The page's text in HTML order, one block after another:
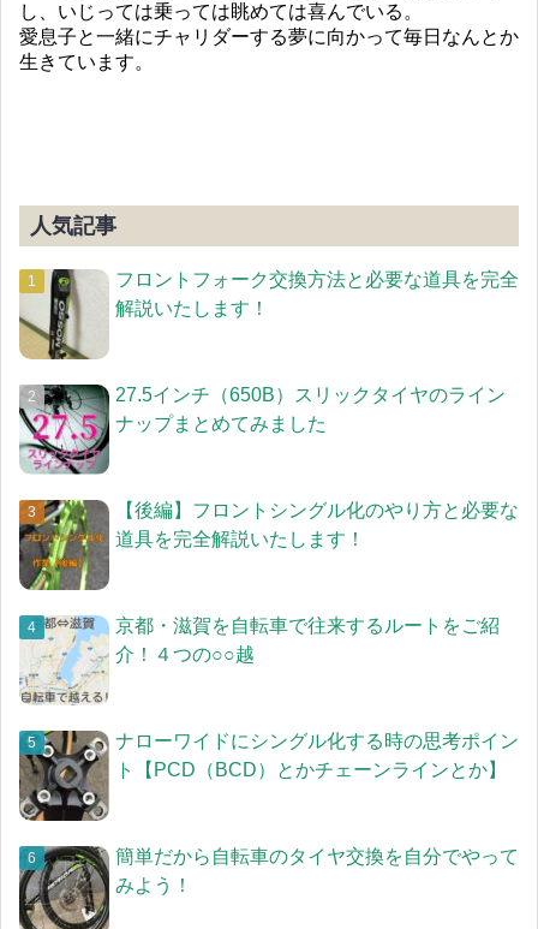
し、いじっては乗っては眺めては喜んでいる。
愛息子と一緒にチャリダーする夢に向かって毎日なんとか
生きています。
人気記事
フロントフォーク交換方法と必要な道具を完全
解説いたします！
27.5インチ（650B）スリックタイヤのライン
ナップまとめてみました
【後編】フロントシングル化のやり方と必要な
道具を完全解説いたします！
京都・滋賀を自転車で往来するルートをご紹
介！４つの○○越
ナローワイドにシングル化する時の思考ポイン
ト【PCD（BCD）とかチェーンラインとか】
簡単だから自転車のタイヤ交換を自分でやって
みよう！